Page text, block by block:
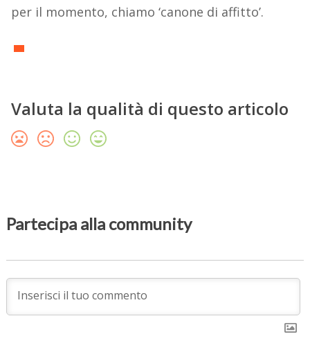
per il momento, chiamo ‘canone di affitto’.
Valuta la qualità di questo articolo
Partecipa alla community